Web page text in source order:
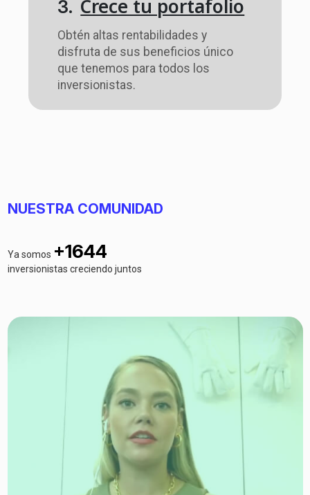
3. Crece tu portafolio
Obtén altas rentabilidades y
disfruta de sus beneficios único
que tenemos para todos los
inversionistas.
NUESTRA COMUNIDAD
Ya somos +1644
inversionistas creciendo juntos